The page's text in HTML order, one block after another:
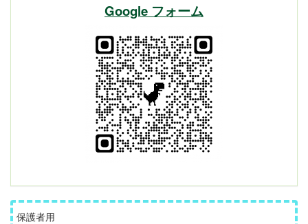
Google フォーム
保護者用